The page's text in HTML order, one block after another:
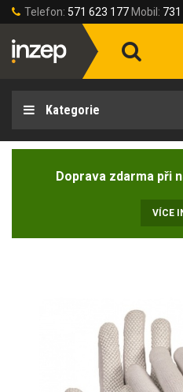
Telefon: 571 623 177 Mobil:
Kategorie
Doprava zdarma při
VÍCE